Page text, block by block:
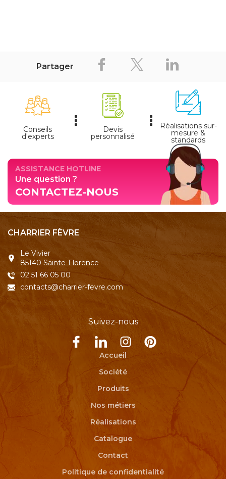
Partager
Conseils
d'experts
Devis
personnalisé
Réalisations sur-
mesure &
standards
ASSISTANCE HOTLINE
Une question ?
CONTACTEZ-NOUS
CHARRIER FÈVRE
Le Vivier
85140 Sainte-Florence
02 51 66 05 00
contacts@charrier-fevre.com
Suivez-nous
Accueil
Société
Produits
Nos métiers
Réalisations
Catalogue
Contact
Politique de confidentialité